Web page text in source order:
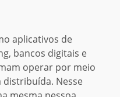
aplicativos de
bancos digitais e
operar por meio
Nesse